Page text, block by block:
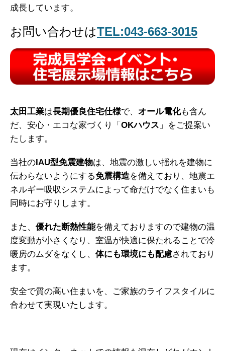
成長しています。
お問い合わせはTEL:043-663-3015
太田工業は長期優良住宅仕様で、 オール電化も含ん
だ、安心・エコな家づくり「 OKハウス 」をご提案い
たします。
当社のIAU型免震建物は、地震の激しい揺れを建物に
伝わらないようにする免震構造を備えており、地震エ
ネルギー吸収システムによって命だけでなく住まいも
同時にお守りします。
また、 優れた断熱性能を備えておりますので建物の温
度変動が小さくなり、室温が快適に保たれることで冷
暖房のムダをなくし、 体にも環境にも配慮されており
ます。
安全で質の高い住まいを、ご家族のライフスタイルに
合わせて実現いたします。